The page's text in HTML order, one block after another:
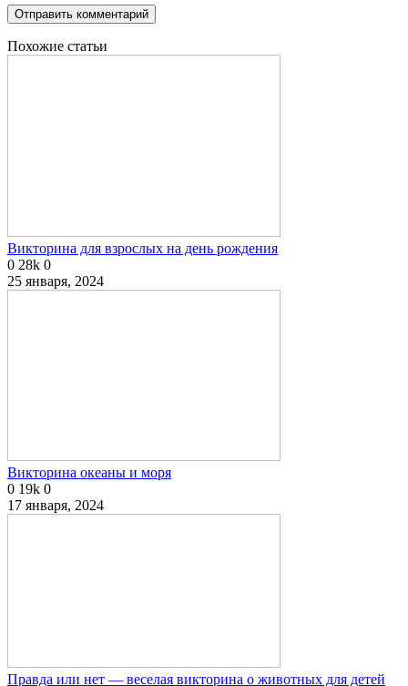
Похожие статьи
Викторина для взрослых на день рождения
0 28k 0
25 января, 2024
Викторина океаны и моря
0 19k 0
17 января, 2024
Правда или нет — веселая викторина о животных для детей